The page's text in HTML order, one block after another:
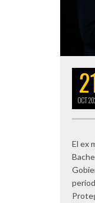
OCT
El ex